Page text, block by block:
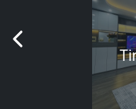
Slide trước